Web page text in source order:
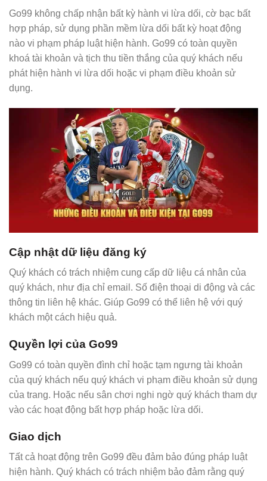
Go99 không chấp nhận bất kỳ hành vi lừa dối, cờ bạc bất
hợp pháp, sử dụng phần mềm lừa dối bất kỳ hoạt động
nào vi phạm pháp luật hiện hành. Go99 có toàn quyền
khoá tài khoản và tịch thu tiền thắng của quý khách nếu
phát hiện hành vi lừa dối hoặc vi phạm điều khoản sử
dụng.
Cập nhật dữ liệu đăng ký
Quý khách có trách nhiệm cung cấp dữ liệu cá nhân của
quý khách, như địa chỉ email. Số điện thoại di động và các
thông tin liên hệ khác. Giúp Go99 có thể liên hệ với quý
khách một cách hiệu quả.
Quyền lợi của Go99
Go99 có toàn quyền đình chỉ hoặc tạm ngưng tài khoản
của quý khách nếu quý khách vi phạm điều khoản sử dụng
của trang. Hoặc nếu sân chơi nghi ngờ quý khách tham dự
vào các hoạt động bất hợp pháp hoặc lừa dối.
Giao dịch
Tất cả hoạt động trên Go99 đều đảm bảo đúng pháp luật
hiện hành. Quý khách có trách nhiệm bảo đảm rằng quý